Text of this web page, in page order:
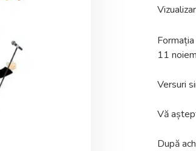
11
Versuri
Vă
După